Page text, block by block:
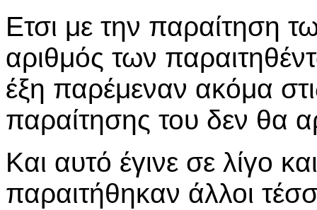
Ετσι με την παραίτηση
αριθμός των
έξη παρέμεναν ακόμα
παραίτησης του δεν θα
Και αυτό έγινε σε λίγο
παραιτήθηκαν άλλοι